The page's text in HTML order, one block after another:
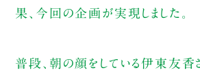
果、今回の企画が実現しました。
普段、朝の顔をしている伊東友香